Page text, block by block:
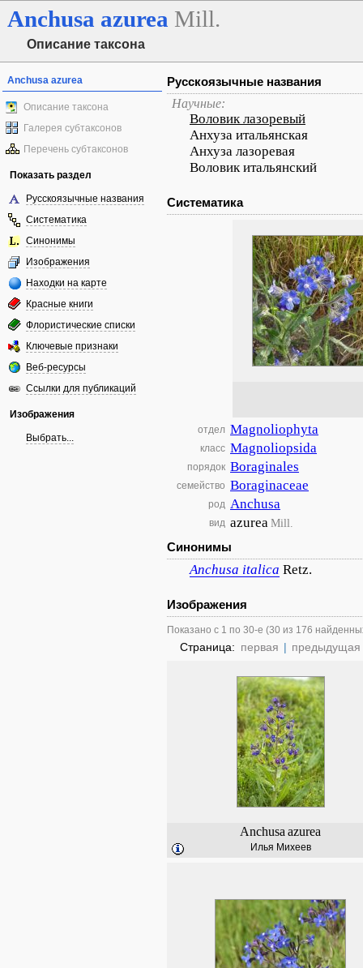
Anchusa azurea Mill.
Описание таксона
Anchusa azurea
Описание таксона
Галерея субтаксонов
Перечень субтаксонов
Показать раздел
Русскоязычные названия
Систематика
Синонимы
Изображения
Находки на карте
Красные книги
Флористические списки
Ключевые признаки
Веб-ресурсы
Ссылки для публикаций
Изображения
Выбрать...
Русскоязычные названия
Научные:
Воловик лазоревый
Анхуза итальянская
Анхуза лазоревая
Воловик итальянский
Систематика
отдел Magnoliophyta
класс Magnoliopsida
порядок Boraginales
семейство Boraginaceae
род Anchusa
вид azureaMill.
Синонимы
Anchusa italica Retz.
Изображения
Показано с 1 по 30-е (30 из 176
Страница: первая | предыдущая
Anchusa azurea
Илья Михеев